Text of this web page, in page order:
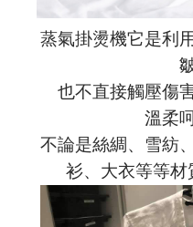
蒸氣掛燙機它是利
也不直接觸壓傷
溫柔
不論是絲綢、雪紡
衫、大衣等等材